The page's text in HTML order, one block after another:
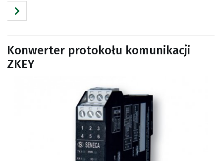
Konwerter protokołu komunikacji
ZKEY